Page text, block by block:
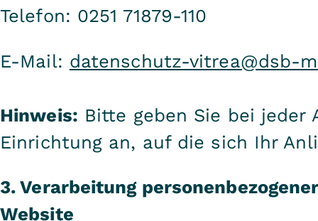
Telefon: 0251 71879-110
E-Mail: datenschutz-vitrea@dsb-
Hinweis: Bitte geben Sie bei jeder
Einrichtung an, auf die sich Ihr
3. Verarbeitung
Website